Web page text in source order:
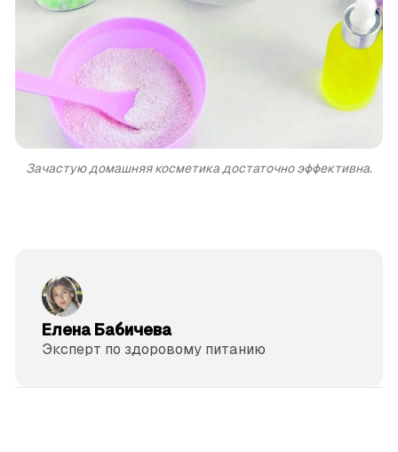
Зачастую домашняя косметика достаточно эффективна.
Елена Бабичева
Эксперт по здоровому питанию